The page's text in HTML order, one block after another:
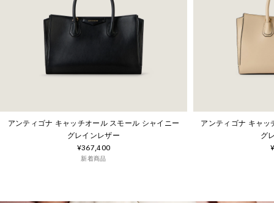
アンティゴナ キャッチオール スモール シャイニー
グレインレザー
¥367,400
新着商品
アンティゴナ キャッ
グ